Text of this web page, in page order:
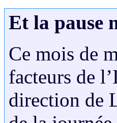
Et la pause
Ce mois de
facteurs de
direction de